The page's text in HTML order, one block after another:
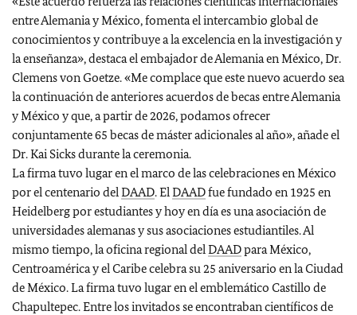
entre Alemania y México, fomenta el intercambio global de
conocimientos y contribuye a la excelencia en la investigación y
la enseñanza», destaca el embajador de Alemania en México, Dr.
Clemens von Goetze. «Me complace que este nuevo acuerdo sea
la continuación de anteriores acuerdos de becas entre Alemania
y México y que, a partir de 2026, podamos ofrecer
conjuntamente 65 becas de máster adicionales al año», añade el
Dr. Kai Sicks durante la ceremonia.
La firma tuvo lugar en el marco de las celebraciones en México
por el centenario delDAAD. ElDAADfue fundado en 1925 en
Heidelberg por estudiantes y hoy en día es una asociación de
universidades alemanas y sus asociaciones estudiantiles. Al
mismo tiempo, la oficina regional delDAADpara México,
Centroamérica y el Caribe celebra su 25 aniversario en la Ciudad
de México. La firma tuvo lugar en el emblemático Castillo de
Chapultepec. Entre los invitados se encontraban científicos de